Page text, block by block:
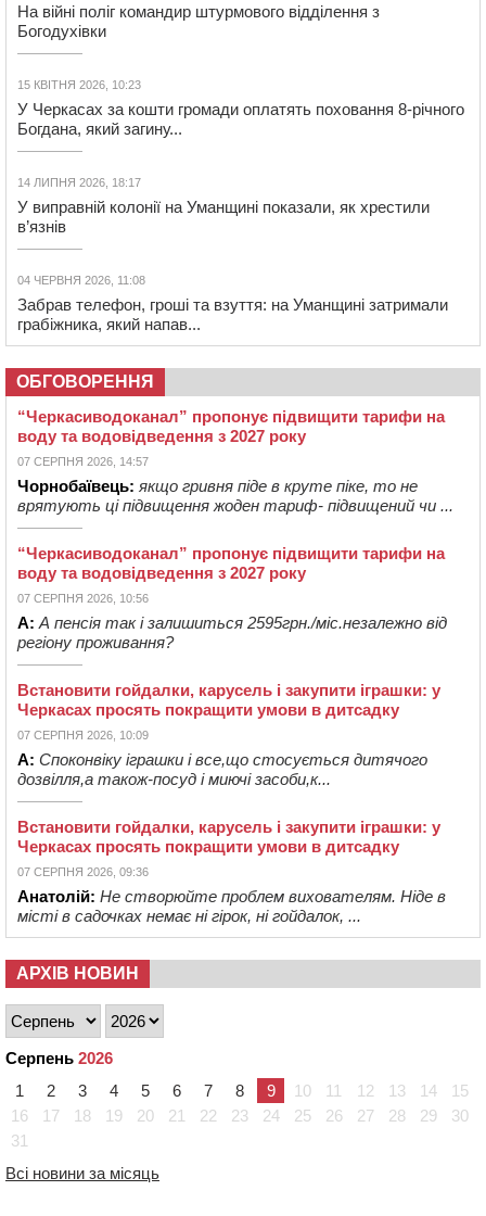
На війні поліг командир штурмового відділення з
Богодухівки
15 КВІТНЯ 2026, 10:23
У Черкасах за кошти громади оплатять поховання 8-річного
Богдана, який загину...
14 ЛИПНЯ 2026, 18:17
У виправній колонії на Уманщині показали, як хрестили
в’язнів
04 ЧЕРВНЯ 2026, 11:08
Забрав телефон, гроші та взуття: на Уманщині затримали
грабіжника, який напав...
ОБГОВОРЕННЯ
“Черкасиводоканал” пропонує підвищити тарифи на
воду та водовідведення з 2027 року
07 СЕРПНЯ 2026, 14:57
Чорнобаївець: якщо гривня піде в круте піке, то не
врятують ці підвищення жоден тариф- підвищений чи ...
“Черкасиводоканал” пропонує підвищити тарифи на
воду та водовідведення з 2027 року
07 СЕРПНЯ 2026, 10:56
А: А пенсія так і залишиться 2595грн./міс.незалежно від
регіону проживання?
Встановити гойдалки, карусель і закупити іграшки: у
Черкасах просять покращити умови в дитсадку
07 СЕРПНЯ 2026, 10:09
А: Споконвіку іграшки і все,що стосується дитячого
дозвілля,а також-посуд і миючі засоби,к...
Встановити гойдалки, карусель і закупити іграшки: у
Черкасах просять покращити умови в дитсадку
07 СЕРПНЯ 2026, 09:36
Анатолій: Не створюйте проблем вихователям. Ніде в
місті в садочках немає ні гірок, ні гойдалок, ...
АРХІВ НОВИН
Серпень 2026
1
2 3 4 5 6 7 8 9 10 11 12 13 14
15
16
17 18 19 20 21 22 23 24 25 26 27 28 29
30
31
Всі новини за місяць